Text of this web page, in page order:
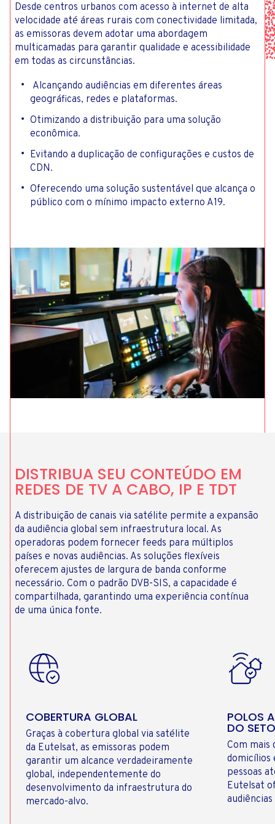
Desde centros urbanos com acesso à internet de alta
velocidade até áreas rurais com conectividade limitada,
as emissoras devem adotar uma abordagem
multicamadas para garantir qualidade e acessibilidade
em todas as circunstâncias.
Alcançando audiências em diferentes áreas
geográficas, redes e plataformas.
Otimizando a distribuição para uma solução
econômica.
Evitando a duplicação de configurações e custos de
CDN.
Oferecendo uma solução sustentável que alcança o
público com o mínimo impacto externo A19.
DISTRIBUA SEU CONTEÚDO EM
REDES DE TV A CABO, IP E TDT
A distribuição de canais via satélite permite a expansão
da audiência global sem infraestrutura local. As
operadoras podem fornecer feeds para múltiplos
países e novas audiências. As soluções flexíveis
oferecem ajustes de largura de banda conforme
necessário. Com o padrão DVB-SIS, a capacidade é
compartilhada, garantindo uma experiência contínua
de uma única fonte.
COBERTURA GLOBAL
Graças à cobertura global via satélite
da Eutelsat, as emissoras podem
garantir um alcance verdadeiramente
global, independentemente do
desenvolvimento da infraestrutura do
mercado-alvo.
POLOS
DO
Com mais
domicílios
pessoas
Eutelsat